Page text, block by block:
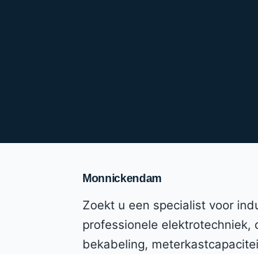
Monnickendam
Zoekt u een specialist voor
professionele elektrotechniek,
bekabeling,